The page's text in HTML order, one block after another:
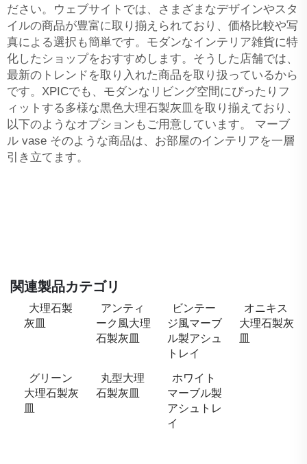
ださい。ウェブサイトでは、さまざまなデザインやスタ
イルの商品が豊富に取り揃えられており、価格比較や写
真による選択も簡単です。モダンなインテリア雑貨に特
化したショップをおすすめします。そうした店舗では、
最新のトレンドを取り入れた商品を取り扱っているから
です。XPICでも、モダンなリビング空間にぴったりフ
ィットする多様な黒色大理石製灰皿を取り揃えており、
以下のようなオプションもご用意しています。 マーブ
ル vase そのような商品は、お部屋のインテリアを一層
引き立てます。
関連製品カテゴリ
大理石製
灰皿
アンティ
ーク風大理
石製灰皿
ビンテー
ジ風マーブ
ル製アシュ
トレイ
オニキス
大理石製灰
皿
グリーン
大理石製灰
皿
丸型大理
石製灰皿
ホワイト
マーブル製
アシュトレ
イ